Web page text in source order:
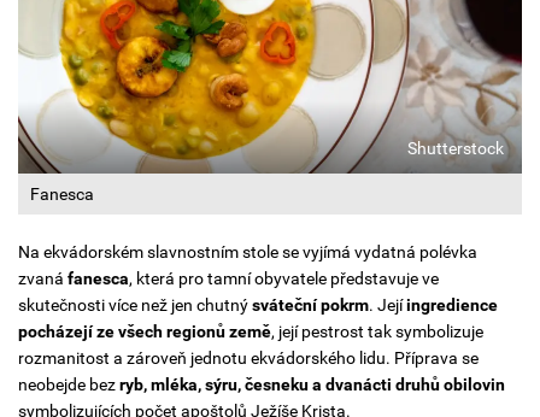
Fanesca
Shutterstock
Na ekvádorském slavnostním stole se vyjímá vydatná polévka
zvaná fanesca, která pro tamní obyvatele představuje ve
skutečnosti více než jen chutnýsváteční pokrm. Jejíingredience
pocházejí ze všech regionů země, její pestrost tak symbolizuje
rozmanitost a zároveň jednotu ekvádorského lidu. Příprava se
neobejde bezryb, mléka, sýru, česneku a dvanácti druhů obilovin
symbolizujících počet apoštolů Ježíše Krista.